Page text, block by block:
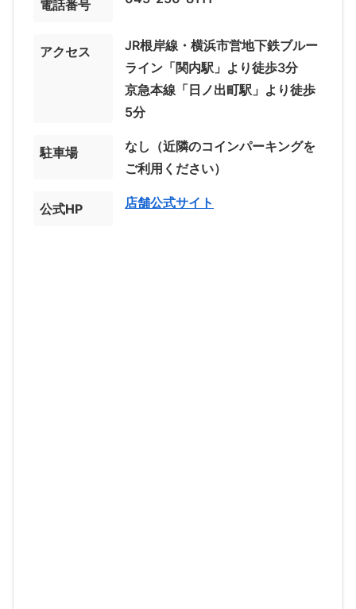
電話番号
アクセス
JR根岸線・横浜市営地下鉄ブルー
ライン「関内駅」より徒歩3分
京急本線「日ノ出町駅」より徒歩
5分
駐車場
なし（近隣のコインパーキングを
ご利用ください）
公式HP 店舗公式サイト